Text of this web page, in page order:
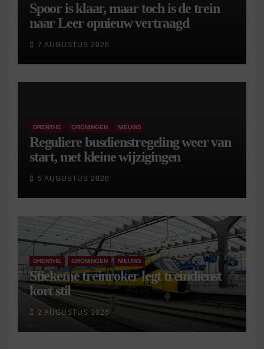
Spoor is klaar, maar toch is de trein
naar Leer opnieuw vertraagd
7 AUGUSTUS 2026
DRENTHE GRONINGEN NIEUWS
Reguliere busdienstregeling weer van
start, met kleine wijzigingen
5 AUGUSTUS 2026
DRENTHE GRONINGEN NIEUWS
Stiekeme treinroker legt treindienst
kort stil
2 AUGUSTUS 2026